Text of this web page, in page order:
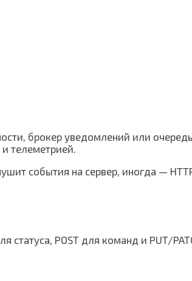
брокер уведомлений или
телеметрией.
события на сервер, иногда —
статуса, POST для команд и PUT/